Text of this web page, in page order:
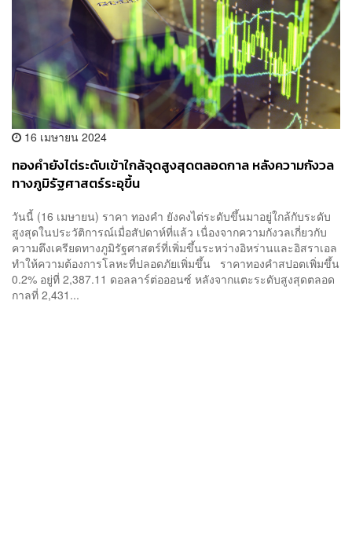
16 เมษายน 2024
ทองคำยังไต่ระดับเข้าใกล้จุดสูงสุดตลอดกาล หลังความกังวล
ทางภูมิรัฐศาสตร์ระอุขึ้น
วันนี้ (16 เมษายน) ราคา ทองคำ ยังคงไต่ระดับขึ้นมาอยู่ใกล้กับระดับ
สูงสุดในประวัติการณ์เมื่อสัปดาห์ที่แล้ว เนื่องจากความกังวลเกี่ยวกับ
ความตึงเครียดทางภูมิรัฐศาสตร์ที่เพิ่มขึ้นระหว่างอิหร่านและอิสราเอล
ทำให้ความต้องการโลหะที่ปลอดภัยเพิ่มขึ้น ราคาทองคำสปอตเพิ่มขึ้น
0.2% อยู่ที่ 2,387.11 ดอลลาร์ต่อออนซ์ หลังจากแตะระดับสูงสุดตลอด
กาลที่ 2,431...